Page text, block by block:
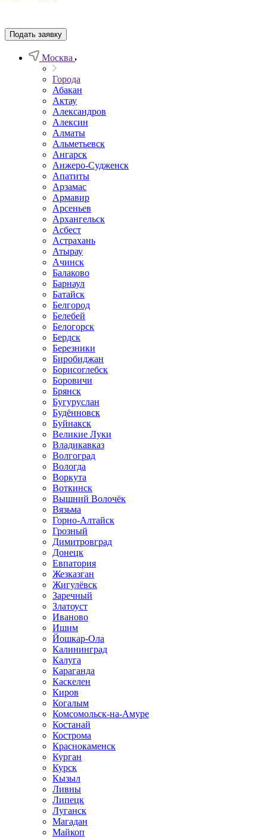
Подать заявку
Москва
Города
Абакан
Актау
Александров
Алексин
Алматы
Альметьевск
Ангарск
Анжеро-Судженск
Апатиты
Арзамас
Армавир
Арсеньев
Архангельск
Асбест
Астрахань
Атырау
Ачинск
Балаково
Барнаул
Батайск
Белгород
Белебей
Белогорск
Бердск
Березники
Биробиджан
Борисоглебск
Боровичи
Брянск
Бугуруслан
Будённовск
Буйнакск
Великие Луки
Владикавказ
Волгоград
Вологда
Воркута
Воткинск
Вышний Волочёк
Вязьма
Горно-Алтайск
Грозный
Димитровград
Донецк
Евпатория
Жезказган
Жигулёвск
Заречный
Златоуст
Иваново
Ишим
Йошкар-Ола
Калининград
Калуга
Караганда
Каскелен
Киров
Когалым
Комсомольск-на-Амуре
Костанай
Кострома
Краснокаменск
Курган
Курск
Кызыл
Ливны
Липецк
Луганск
Магадан
Майкоп